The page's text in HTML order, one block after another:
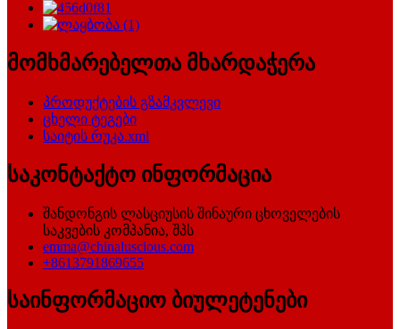
მომხმარებელთა მხარდაჭერა
პროდუქტების გზამკვლევი
ცხელი ტეგები
საიტის რუკა.xml
საკონტაქტო ინფორმაცია
შანდონგის ლასციუსის შინაური ცხოველების
საკვების კომპანია, შპს
emma@chinaluscious.com
+8613791869655
საინფორმაციო ბიულეტენები